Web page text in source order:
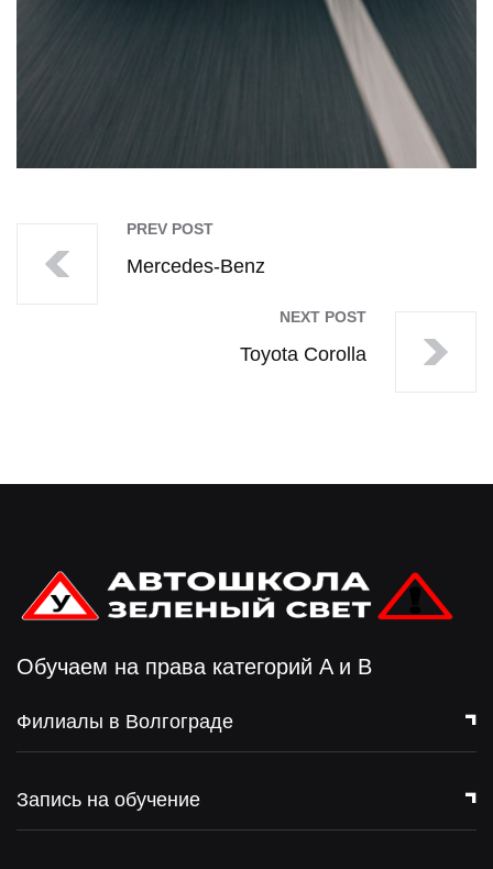
PREV POST
Mercedes-Benz
NEXT POST
Toyota Corolla
Обучаем на права категорий A и B
Филиалы в Волгограде
Запись на обучение